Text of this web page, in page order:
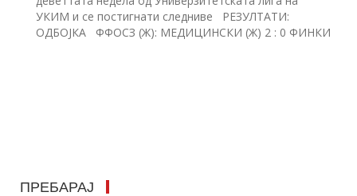
УКИМ и се постигнати следниве РЕЗУЛТАТИ:
ОДБОЈКА ФФОСЗ (Ж): МЕДИЦИНСКИ (Ж) 2 : 0 ФИНКИ
ПРЕБАРАЈ